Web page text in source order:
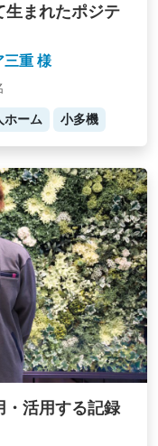
生まれたポジテ
三重 様
ホーム 小多機
・活用する記録